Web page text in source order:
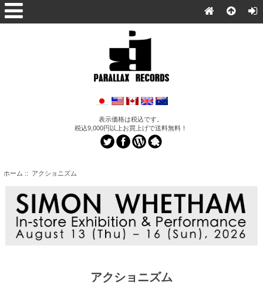
表示価格は税込です。
税込9,000円以上お買上げで送料無料！
ホーム :: アクショニズム
アクショニズム